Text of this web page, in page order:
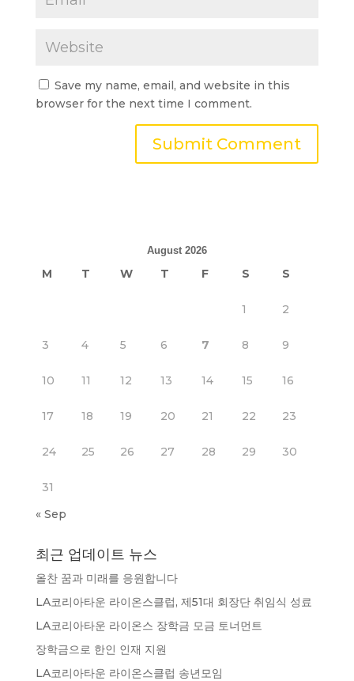
Save my name, email, and website in this
browser for the next time I comment.
August 2026
M T W T F S S
1 2
3 4 5 6 7 8 9
10 11 12 13 14 15 16
17 18 19 20 21 22 23
24 25 26 27 28 29 30
31
« Sep
최근 업데이트 뉴스
올찬 꿈과 미래를 응원합니다
LA코리아타운 라이온스클럽, 제51대 회장단 취임식 성료
LA코리아타운 라이온스 장학금 모금 토너먼트
장학금으로 한인 인재 지원
LA코리아타운 라이온스클럽 송년모임